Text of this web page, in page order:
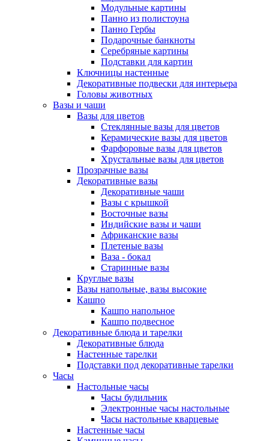
Модульные картины
Панно из полистоуна
Панно Гербы
Подарочные банкноты
Серебряные картины
Подставки для картин
Ключницы настенные
Декоративные подвески для интерьера
Головы животных
Вазы и чаши
Вазы для цветов
Стеклянные вазы для цветов
Керамические вазы для цветов
Фарфоровые вазы для цветов
Хрустальные вазы для цветов
Прозрачные вазы
Декоративные вазы
Декоративные чаши
Вазы с крышкой
Восточные вазы
Индийские вазы и чаши
Африканские вазы
Плетеные вазы
Ваза - бокал
Старинные вазы
Круглые вазы
Вазы напольные, вазы высокие
Кашпо
Кашпо напольное
Кашпо подвесное
Декоративные блюда и тарелки
Декоративные блюда
Настенные тарелки
Подставки под декоративные тарелки
Часы
Настольные часы
Часы будильник
Электронные часы настольные
Часы настольные кварцевые
Настенные часы